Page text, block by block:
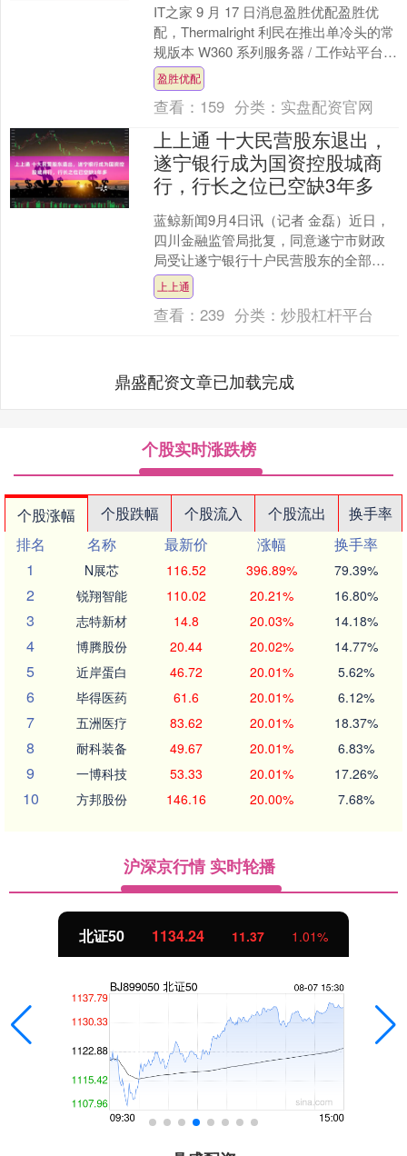
IT之家 9 月 17 日消息盈胜优配盈胜优
配，Thermalright 利民在推出单冷头的常
规版本 W360 系列服务器 / 工作站平台处
理器一体式水冷散热器....
盈胜优配
查看： 159 分类： 实盘配资官网
上上通 十大民营股东退出，
遂宁银行成为国资控股城商
行，行长之位已空缺3年多
蓝鲸新闻9月4日讯（记者 金磊）近日，
四川金融监管局批复，同意遂宁市财政
局受让遂宁银行十户民营股东的全部持
股，包括四川城世建设工程集团有限公
司持有的遂宁银行约4....
上上通
查看：239 分类：炒股杠杆平台
鼎盛配资文章已加载完成
个股实时涨跌榜
个股涨幅 个股跌幅 个股流入 个股流出
换手率
排名
名称 最新价 涨幅
换手率
1
N展芯 116.52 396.89% 79.39%
2 锐翔智能 110.02 20.21% 16.80%
3 志特新材 14.8 20.03% 14.18%
4 博腾股份 20.44 20.02% 14.77%
5 近岸蛋白 46.72 20.01% 5.62%
6 毕得医药 61.6 20.01% 6.12%
7 五洲医疗 83.62 20.01% 18.37%
8 耐科装备 49.67 20.01% 6.83%
9 一博科技 53.33 20.01% 17.26%
10 方邦股份 146.16 20.00% 7.68%
沪深京行情 实时轮播
北证50 1134.24 11.37 1.01%